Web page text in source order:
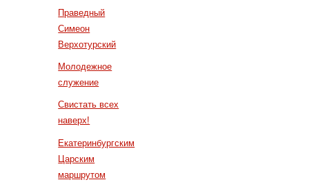
Праведный
Симеон
Верхотурский
Молодежное
служение
Свистать всех
наверх!
Екатеринбургским
Царским
маршрутом